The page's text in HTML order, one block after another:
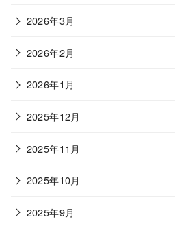
2026年3月
2026年2月
2026年1月
2025年12月
2025年11月
2025年10月
2025年9月